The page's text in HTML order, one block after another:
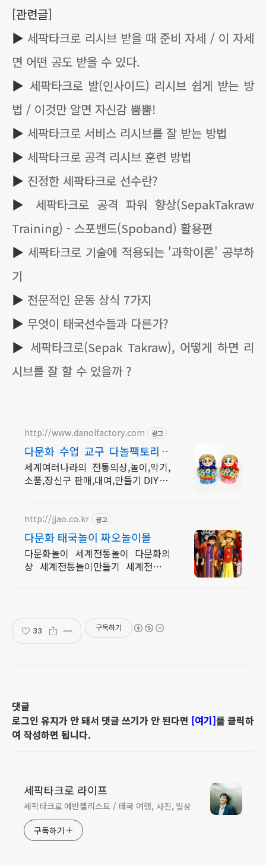
[관련글]
▶ 세팍타크로 리시브 받을 때 준비 자세 / 이 자세
면 어떤 공도 받을 수 있다.
▶ 세팍타크로 발(인사이드) 리시브 쉽게 받는 방
법 / 이것만 알면 자신감 뿜뿜!
▶ 세팍타크로 서비스 리시브를 잘 받는 방법
▶ 세팍타크로 공격 리시브 훈련 방법
▶ 진정한 세팍타크로 선수란?
▶ 세팍타크로 공격 파워 향상(SepakTakraw
Training) - 스포밴드(Spoband) 활용편
▶ 세팍타크로 기술에 적용되는 '과학이론' 공부하
기
▶ 전문적인 운동 상식 7가지
▶ 무엇이 태국선수들과 다른가?
▶ 세팍타크로(Sepak Takraw), 어떻게 하면 리
시브를 잘 할 수 있을까 ?
http://www.danolfactory.com 광고
다문화 수업 교구 다놀팩토리 5
만원이상 구매시 무료배송
세계여러나라의 전통의상,놀이,악기,
소품,장신구 판매,대여,만들기 DIY 제
http://jjao.co.kr 광고
다문화 태국놀이 짜오놀이몰
다문화놀이 세계전통놀이 다문화의
상 세계전통놀이만들기 세계전통의
33 구독하기
댓글
로그인 유지가 안 돼서 댓글 쓰기가 안 된다면 [여기]를 클릭하
여 작성하면 됩니다.
세팍타크로 라이프
세팍타크로 에반젤리스트 / 태국 여행, 사진, 일상
구독하기